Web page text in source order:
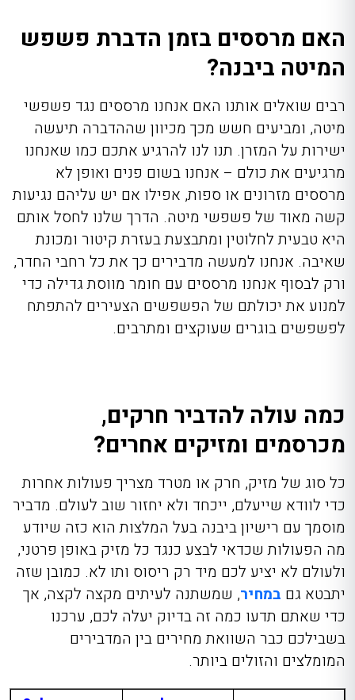
האם מרססים בזמן הדברת פשפש
המיטה ביבנה?
רבים שואלים אותנו האם אנחנו מרססים נגד פשפשי
מיטה, ומביעים חשש מכך מכיוון שההדברה תיעשה
ישירות על המזרן. תנו לנו להרגיע אתכם כמו שאנחנו
מרגיעים את כולם – אנחנו בשום פנים ואופן לא
מרססים מזרונים או ספות, אפילו אם יש עליהם נגיעות
קשה מאוד של פשפשי מיטה. הדרך שלנו לחסל אותם
היא טבעית לחלוטין ומתבצעת בעזרת קיטור ומכונת
שאיבה. אנחנו למעשה מדבירים כך את כל רחבי החדר,
ורק לבסוף אנחנו מרססים עם חומר מווסת גדילה כדי
למנוע את יכולתם של הפשפשים הצעירים להתפתח
לפשפשים בוגרים שעוקצים ומתרבים.
כמה עולה להדביר חרקים,
מכרסמים ומזיקים אחרים?
כל סוג של מזיק, חרק או מטרד מצריך פעולות אחרות
כדי לוודא שייעלם, ייכחד ולא יחזור שוב לעולם. מדביר
מוסמך עם רישיון ביבנה בעל המלצות הוא כזה שיודע
מה הפעולות שכדאי לבצע כנגד כל מזיק באופן פרטני,
ולעולם לא יציע לכם מיד רק ריסוס ותו לא. כמובן שזה
יתבטא גם במחיר, שמשתנה לעיתים מקצה לקצה, אך
כדי שאתם תדעו כמה זה בדיוק יעלה לכם, ערכנו
בשבילכם כבר השוואת מחירים בין המדבירים
המומלצים והזולים ביותר.